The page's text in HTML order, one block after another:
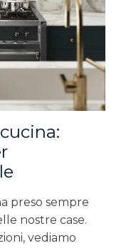
preso sempre
nostre case.
vediamo